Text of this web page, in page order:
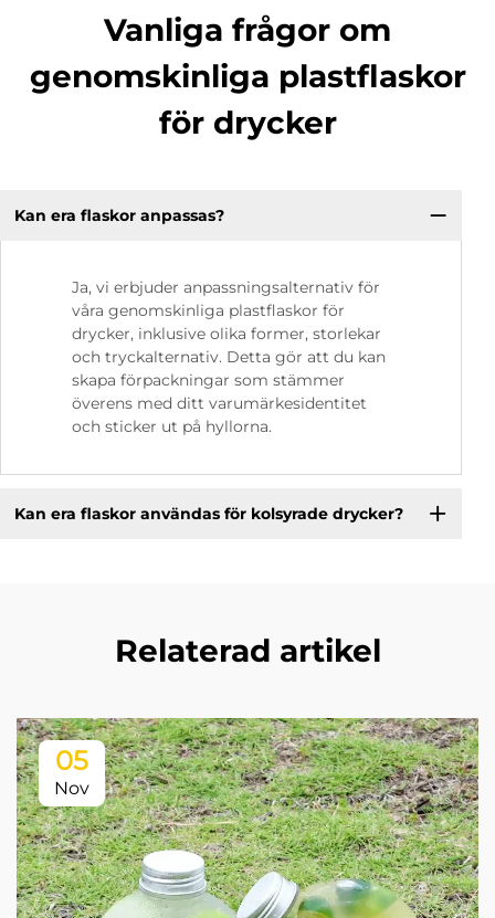
Vanliga frågor om
genomskinliga plastflaskor
för drycker
Kan era flaskor anpassas?
Ja, vi erbjuder anpassningsalternativ för
våra genomskinliga plastflaskor för
drycker, inklusive olika former, storlekar
och tryckalternativ. Detta gör att du kan
skapa förpackningar som stämmer
överens med ditt varumärkesidentitet
och sticker ut på hyllorna.
Kan era flaskor användas för kolsyrade drycker?
Relaterad artikel
05
Nov